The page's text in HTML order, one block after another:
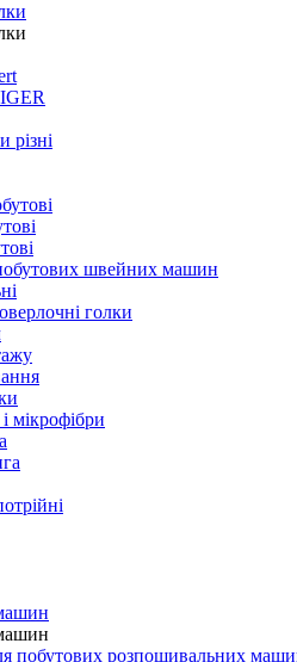
різні
швейних машин
голки